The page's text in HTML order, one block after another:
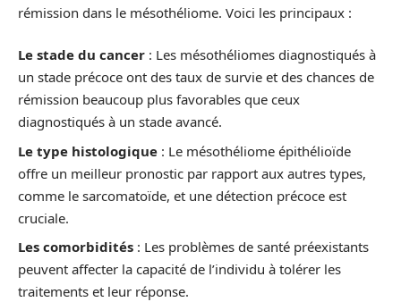
rémission dans le mésothéliome. Voici les principaux :
Le stade du cancer : Les mésothéliomes diagnostiqués à
un stade précoce ont des taux de survie et des chances de
rémission beaucoup plus favorables que ceux
diagnostiqués à un stade avancé.
Le type histologique : Le mésothéliome épithélioïde
offre un meilleur pronostic par rapport aux autres types,
comme le sarcomatoïde, et une détection précoce est
cruciale.
Les comorbidités : Les problèmes de santé préexistants
peuvent affecter la capacité de l’individu à tolérer les
traitements et leur réponse.